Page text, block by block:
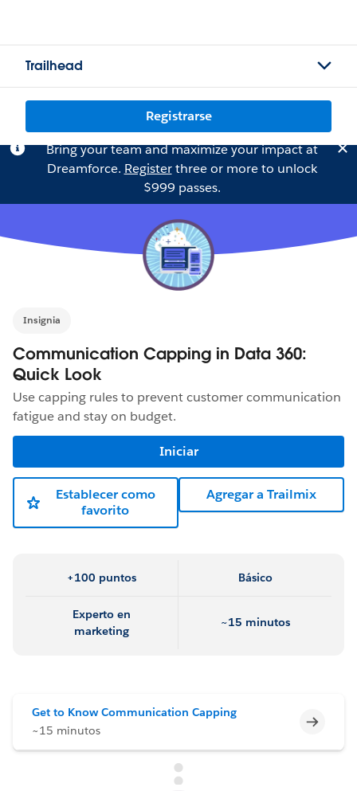
Trailhead
Registrarse
Bring your team and maximize your impact at
Dreamforce. Registerthree or more to unlock
$999 passes.
Insignia
Communication Capping in Data 360:
Quick Look
Use capping rules to prevent customer communication
fatigue and stay on budget.
Iniciar
Establecer como
favorito
Agregar a Trailmix
+100 puntos Básico
Experto en
marketing
~15 minutos
Get to Know Communication Capping
~15 minutos